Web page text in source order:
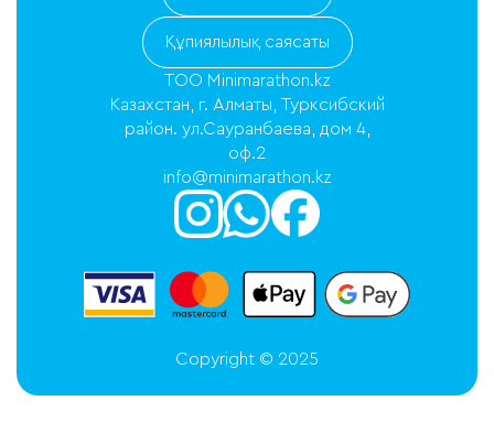
Құпиялылық саясаты
ТОО Minimarathon.kz
Казахстан, г. Алматы, Турксибский
район. ул.Сауранбаева, дом 4,
оф.2
info@minimarathon.kz
Copyright © 2025